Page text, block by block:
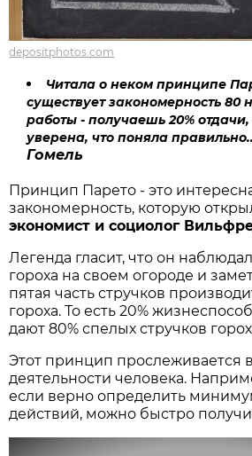
depositphotos.com
Читала о неком принципе
существует закономерность 80
работы - получаешь 20%
уверена, что поняла
Гомель
Принцип Парето - это
закономерность, которую
экономист и социолог
Легенда гласит, что он
гороха на своем огороде и
пятая часть стручков
гороха. То есть 20%
дают 80% спелых стручков
Этот принцип прослеживается
деятельности человека.
если верно определить
действий, можно быстро